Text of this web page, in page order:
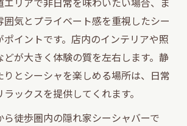
気とプライベート感を重視したシー
ポイントです。店内のインテリアや照
どが大きく体験の質を左右します。静
りとシーシャを楽しめる場所は、日常
ックスを提供してくれます。
徒歩圏内の隠れ家シーシャバーで